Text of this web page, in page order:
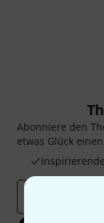
Abonniere den
etwas Glück